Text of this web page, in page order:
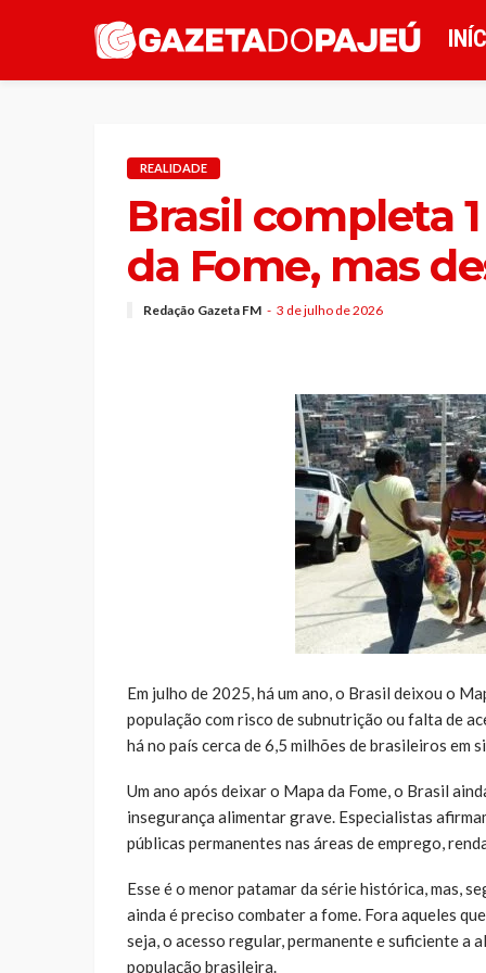
REALIDADE
Brasil completa
da Fome, mas
Redação Gazeta FM 3 de julho de 2026
Em julho de 2025, há um ano, o Brasil deixou o
população com risco de subnutrição ou falta de
há no país cerca de 6,5 milhões de brasileiros em
Um ano após deixar o Mapa da Fome, o Brasil
insegurança alimentar grave. Especialistas
públicas permanentes nas áreas de emprego,
Esse é o menor patamar da série histórica, mas,
ainda é preciso combater a fome. Fora aqueles
seja, o acesso regular, permanente e suficiente a
população brasileira.